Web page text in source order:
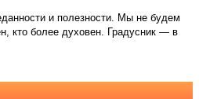
и полезности. Мы не будем
кто более духовен. Градусник — в